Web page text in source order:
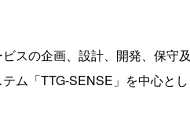
スの企画、設計、開発、保守及
ム「TTG-SENSE」を中心とし